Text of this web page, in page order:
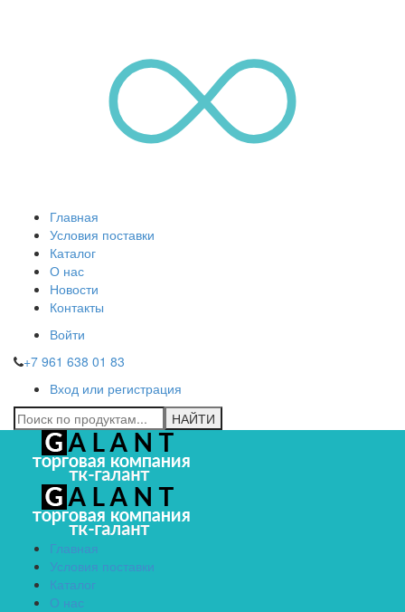
Главная
Условия поставки
Каталог
О нас
Новости
Контакты
Войти
+7 961 638 01 83
Вход или регистрация
Главная
Условия поставки
Каталог
О нас